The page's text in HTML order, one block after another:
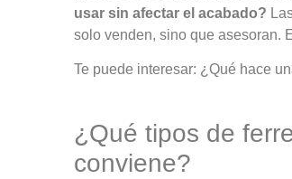
usar sin afectar el acabado?
solo venden, sino que asesoran.
Te puede interesar: ¿Qué hace
¿Qué tipos de
conviene?